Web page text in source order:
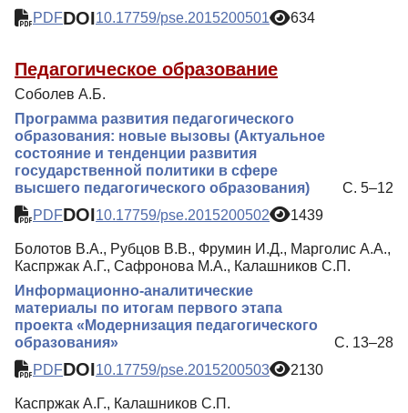
PDFDOI10.17759/pse.2015200501 634
Педагогическое образование
Соболев А.Б.
Программа развития педагогического
образования: новые вызовы (Актуальное
состояние и тенденции развития
государственной политики в сфере
высшего педагогического образования)
С. 5–12
PDFDOI10.17759/pse.2015200502 1439
Болотов В.А., Рубцов В.В., Фрумин И.Д., Марголис А.А.,
Каспржак А.Г., Сафронова М.А., Калашников С.П.
Информационно-аналитические
материалы по итогам первого этапа
проекта «Модернизация педагогического
образования»
С. 13–28
PDFDOI10.17759/pse.2015200503 2130
Каспржак А.Г., Калашников С.П.